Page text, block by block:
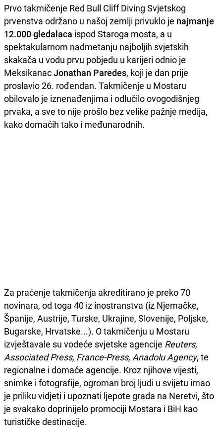
Prvo takmičenje Red Bull Cliff Diving Svjetskog
prvenstva održano u našoj zemlji privuklo je najmanje
12.000 gledalaca ispod Staroga mosta, a u
spektakularnom nadmetanju najboljih svjetskih
skakača u vodu prvu pobjedu u karijeri odnio je
MeksikanacJonathan Paredes, koji je dan prije
proslavio 26. rođendan. Takmičenje u Mostaru
obilovalo je iznenađenjima i odlučilo ovogodišnjeg
prvaka, a sve to nije prošlo bez velike pažnje medija,
kako domaćih tako i međunarodnih.
Za praćenje takmičenja akreditirano je preko 70
novinara, od toga 40 iz inostranstva (iz Njemačke,
Španije, Austrije, Turske, Ukrajine, Slovenije, Poljske,
Bugarske, Hrvatske...). O takmičenju u Mostaru
izvještavale su vodeće svjetske agencije Reuters,
Associated Press, France-Press, Anadolu Agency, te
regionalne i domaće agencije. Kroz njihove vijesti,
snimke i fotografije, ogroman broj ljudi u svijetu imao
je priliku vidjeti i upoznati ljepote grada na Neretvi, što
je svakako doprinijelo promociji Mostara i BiH kao
turističke destinacije.